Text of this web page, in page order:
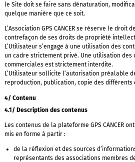
le Site doit se faire sans dénaturation,
quelque manière que ce soit.
L’Association GPS CANCER se réserve le droit
contrefaçon de ses droits de propriété
L’Utilisateur s’engage à une utilisation des
un cadre strictement privé. Une utilisation des
commerciales est strictement interdite.
L’Utilisateur sollicite l’autorisation préalable
reproduction, publication, copie des différents
4/ Contenu
4.1/ Description des contenus
Les contenus de la plateforme GPS CANCER
mis en forme à partir :
de la réflexion et des sources
représentants des associations membres de